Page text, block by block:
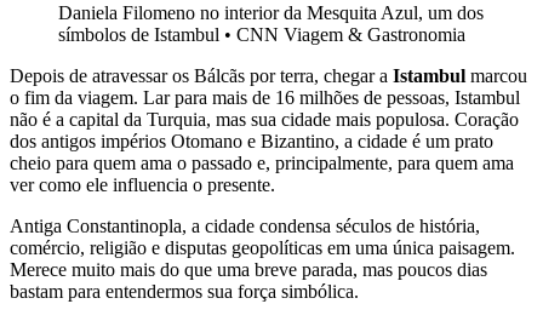
Daniela Filomeno no interior da Mesquita Azul, um dos
símbolos de Istambul • CNN Viagem & Gastronomia
Depois de atravessar os Bálcãs por terra, chegar a Istambul marcou
o fim da viagem. Lar para mais de 16 milhões de pessoas, Istambul
não é a capital da Turquia, mas sua cidade mais populosa. Coração
dos antigos impérios Otomano e Bizantino, a cidade é um prato
cheio para quem ama o passado e, principalmente, para quem ama
ver como ele influencia o presente.
Antiga Constantinopla, a cidade condensa séculos de história,
comércio, religião e disputas geopolíticas em uma única paisagem.
Merece muito mais do que uma breve parada, mas poucos dias
bastam para entendermos sua força simbólica.